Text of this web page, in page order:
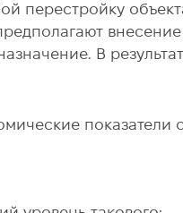
перестройку
В
показатели